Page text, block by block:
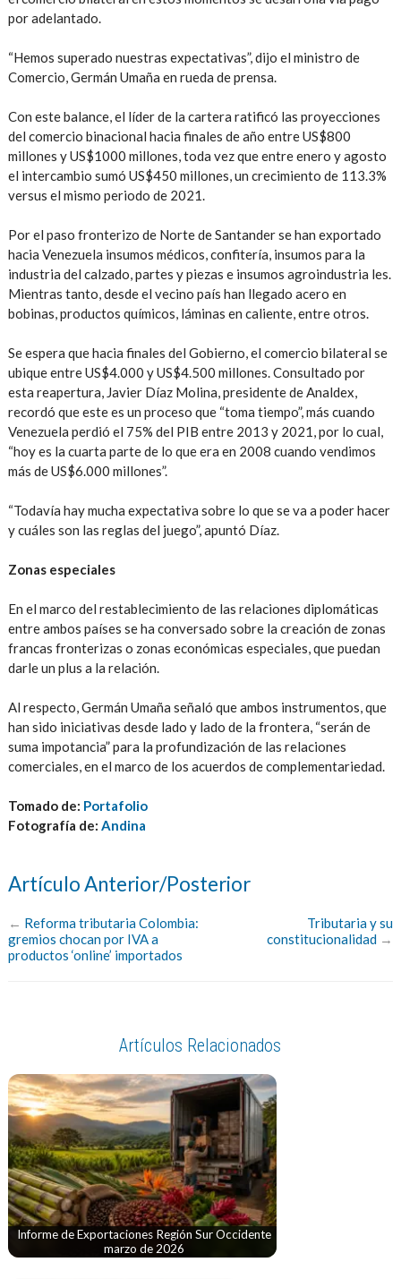
por adelantado.
“Hemos superado nuestras expectativas”, dijo el ministro de
Comercio, Germán Umaña en rueda de prensa.
Con este balance, el líder de la cartera ratificó las proyecciones
del comercio binacional hacia finales de año entre US$800
millones y US$1000 millones, toda vez que entre enero y agosto
el intercambio sumó US$450 millones, un crecimiento de 113.3%
versus el mismo periodo de 2021.
Por el paso fronterizo de Norte de Santander se han exportado
hacia Venezuela insumos médicos, confitería, insumos para la
industria del calzado, partes y piezas e insumos agroindustria les.
Mientras tanto, desde el vecino país han llegado acero en
bobinas, productos químicos, láminas en caliente, entre otros.
Se espera que hacia finales del Gobierno, el comercio bilateral se
ubique entre US$4.000 y US$4.500 millones. Consultado por
esta reapertura, Javier Díaz Molina, presidente de Analdex,
recordó que este es un proceso que “toma tiempo”, más cuando
Venezuela perdió el 75% del PIB entre 2013 y 2021, por lo cual,
“hoy es la cuarta parte de lo que era en 2008 cuando vendimos
más de US$6.000 millones”.
“Todavía hay mucha expectativa sobre lo que se va a poder hacer
y cuáles son las reglas del juego”, apuntó Díaz.
Zonas especiales
En el marco del restablecimiento de las relaciones diplomáticas
entre ambos países se ha conversado sobre la creación de zonas
francas fronterizas o zonas económicas especiales, que puedan
darle un plus a la relación.
Al respecto, Germán Umaña señaló que ambos instrumentos, que
han sido iniciativas desde lado y lado de la frontera, “serán de
suma impotancia” para la profundización de las relaciones
comerciales, en el marco de los acuerdos de complementariedad.
Tomado de: Portafolio
Fotografía de: Andina
Artículo Anterior/Posterior
← Reforma tributaria Colombia:
gremios chocan por IVA a
productos ‘online’ importados
Tributaria y su
constitucionalidad →
Artículos Relacionados
Informe de Exportaciones Región Sur Occidente
marzo de 2026